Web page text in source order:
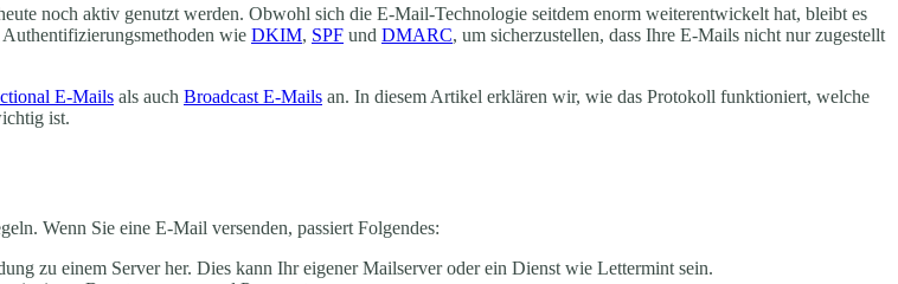
noch aktiv genutzt werden. Obwohl sich die E-Mail-Technologie seitdem enorm weiterentwickelt hat, bleibt es
wie DKIM, SPF und DMARC, um sicherzustellen, dass Ihre E-Mails nicht nur zugestellt
E-Mails als auch Broadcast E-Mails an. In diesem Artikel erklären wir, wie das Protokoll funktioniert, welche
ist.
Wenn Sie eine E-Mail versenden, passiert Folgendes:
zu einem Server her. Dies kann Ihr eigener Mailserver oder ein Dienst wie Lettermint sein.